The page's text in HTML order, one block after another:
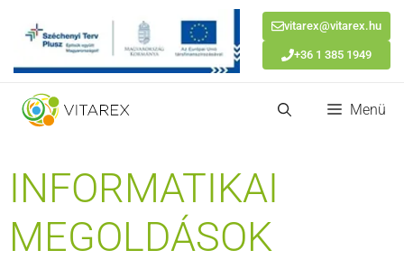
vitarex@vitarex.hu
+36 1 385 1949
Kilépés
Menü
INFORMATIKAI
MEGOLDÁSOK